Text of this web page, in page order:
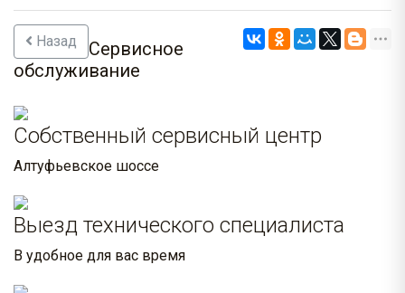
Назад
Сервисное
обслуживание
Собственный сервисный центр
Алтуфьевское шоссе
Выезд технического специалиста
В удобное для вас время